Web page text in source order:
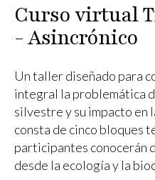
Curso virtual
- Asincrónico
Un taller diseñado para
integral la problemática
silvestre y su impacto en
consta de cinco bloques
participantes conocerán
desde la ecología y la